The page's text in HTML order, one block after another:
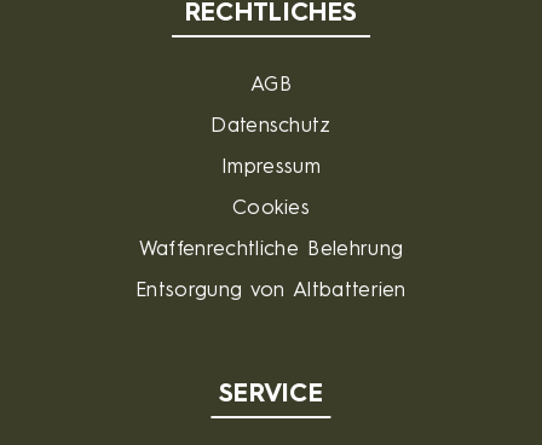
RECHTLICHES
AGB
Datenschutz
Impressum
Cookies
Waffenrechtliche Belehrung
Entsorgung von Altbatterien
SERVICE